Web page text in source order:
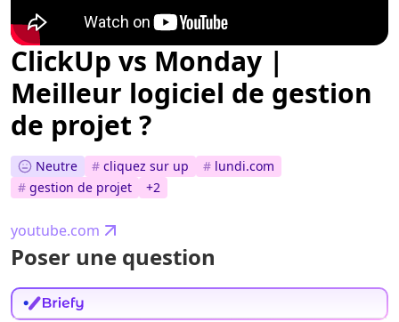
ClickUp vs Monday |
Meilleur logiciel de gestion
de projet ?
Neutre # cliquez sur up # lundi.com
# gestion de projet +2
youtube.com
Poser une question